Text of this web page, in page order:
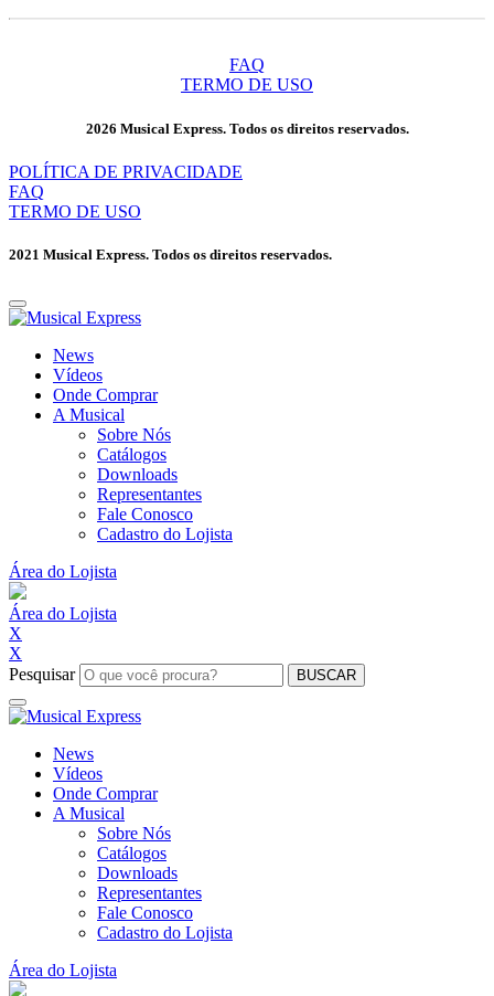
FAQ
TERMO DE USO
2026 Musical Express. Todos os direitos reservados.
POLÍTICA DE PRIVACIDADE
FAQ
TERMO DE USO
2021 Musical Express. Todos os direitos reservados.
News
Vídeos
Onde Comprar
A Musical
Sobre Nós
Catálogos
Downloads
Representantes
Fale Conosco
Cadastro do Lojista
Área do Lojista
Área do Lojista
X
X
Pesquisar
BUSCAR
News
Vídeos
Onde Comprar
A Musical
Sobre Nós
Catálogos
Downloads
Representantes
Fale Conosco
Cadastro do Lojista
Área do Lojista